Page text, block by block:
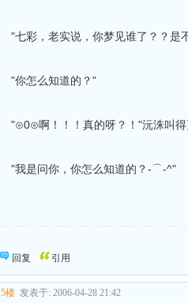
"七彩，老实说，你梦见谁了？？是
"你怎么知道的？"
"⊙0⊙啊！！！真的呀？！"沅洙叫
"我是问你，你怎么知道的？-⌒-^"
回复
引用
5楼 发表于: 2006-04-28 21:42